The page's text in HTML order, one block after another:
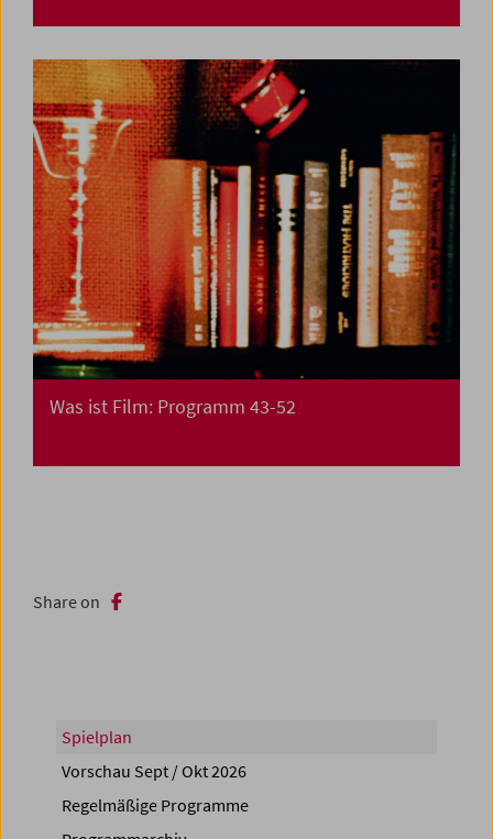
Was ist Film: Programm 43-52
Share on
Spielplan
Vorschau Sept / Okt 2026
Regelmäßige Programme